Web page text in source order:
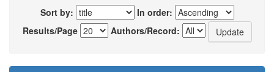
Sort by:
In order:
Results/Page
Authors/Record: